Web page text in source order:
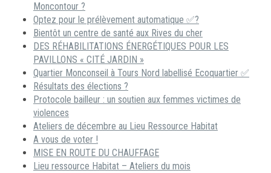
Moncontour ?
Optez pour le prélèvement automatique ✅?
Bientôt un centre de santé aux Rives du cher
DES RÉHABILITATIONS ÉNERGÉTIQUES POUR LES
PAVILLONS « CITÉ JARDIN »
Quartier Monconseil à Tours Nord labellisé Ecoquartier ✅
Résultats des élections ?
Protocole bailleur : un soutien aux femmes victimes de
violences
Ateliers de décembre au Lieu Ressource Habitat
A vous de voter !
MISE EN ROUTE DU CHAUFFAGE
Lieu ressource Habitat – Ateliers du mois